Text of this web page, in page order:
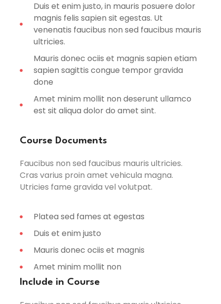
Duis et enim justo, in mauris posuere dolor
magnis felis sapien sit egestas. Ut
venenatis faucibus non sed faucibus mauris
ultricies.
Mauris donec ociis et magnis sapien etiam
sapien sagittis congue tempor gravida
done
Amet minim mollit non deserunt ullamco
est sit aliqua dolor do amet sint.
Course Documents
Faucibus non sed faucibus mauris ultricies.
Cras varius proin amet vehicula magna.
Utricies fame gravida vel volutpat.
Platea sed fames at egestas
Duis et enim justo
Mauris donec ociis et magnis
Amet minim mollit non
Include in Course